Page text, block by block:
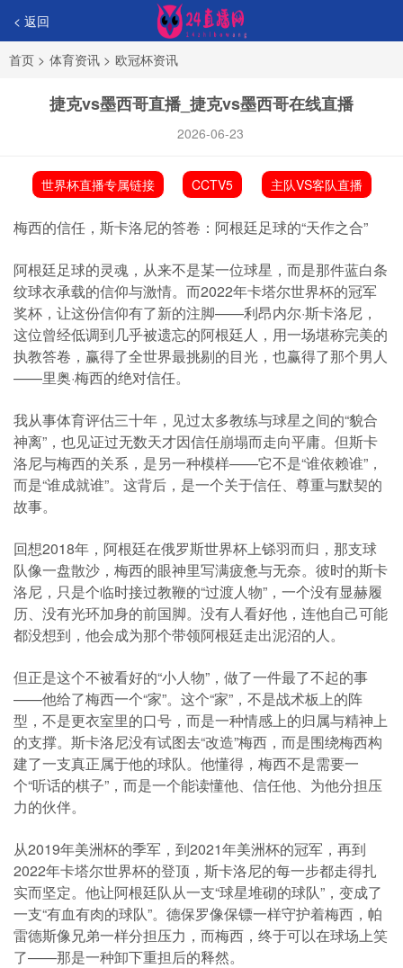
< 返回
首页 > 体育资讯 > 欧冠杯资讯
捷克vs墨西哥直播_捷克vs墨西哥在线直播
2026-06-23
世界杯直播专属链接 CCTV5 主队VS客队直播
梅西的信任，斯卡洛尼的答卷：阿根廷足球的“天作之合”
阿根廷足球的灵魂，从来不是某一位球星，而是那件蓝白条
纹球衣承载的信仰与激情。而2022年卡塔尔世界杯的冠军
奖杯，让这份信仰有了新的注脚——利昂内尔·斯卡洛尼，
这位曾经低调到几乎被遗忘的阿根廷人，用一场堪称完美的
执教答卷，赢得了全世界最挑剔的目光，也赢得了那个男人
——里奥·梅西的绝对信任。
我从事体育评估三十年，见过太多教练与球星之间的“貌合
神离”，也见证过无数天才因信任崩塌而走向平庸。但斯卡
洛尼与梅西的关系，是另一种模样——它不是“谁依赖谁”，
而是“谁成就谁”。这背后，是一个关于信任、尊重与默契的
故事。
回想2018年，阿根廷在俄罗斯世界杯上铩羽而归，那支球
队像一盘散沙，梅西的眼神里写满疲惫与无奈。彼时的斯卡
洛尼，只是个临时接过教鞭的“过渡人物”，一个没有显赫履
历、没有光环加身的前国脚。没有人看好他，连他自己可能
都没想到，他会成为那个带领阿根廷走出泥沼的人。
但正是这个不被看好的“小人物”，做了一件最了不起的事
——他给了梅西一个“家”。这个“家”，不是战术板上的阵
型，不是更衣室里的口号，而是一种情感上的归属与精神上
的支撑。斯卡洛尼没有试图去“改造”梅西，而是围绕梅西构
建了一支真正属于他的球队。他懂得，梅西不是需要一
个“听话的棋子”，而是一个能读懂他、信任他、为他分担压
力的伙伴。
从2019年美洲杯的季军，到2021年美洲杯的冠军，再到
2022年卡塔尔世界杯的登顶，斯卡洛尼的每一步都走得扎
实而坚定。他让阿根廷队从一支“球星堆砌的球队”，变成了
一支“有血有肉的球队”。德保罗像保镖一样守护着梅西，帕
雷德斯像兄弟一样分担压力，而梅西，终于可以在球场上笑
了——那是一种卸下重担后的释然。